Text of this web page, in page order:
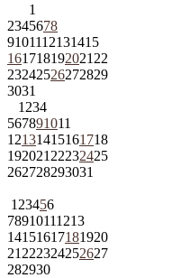
1
2345678
9101112131415
161718192021 22
23242526272829
3031
1 234
567891011
12131415161718
192021 22232425
262728293031
1 23456
78910111213
14151617181920
21 222324252627
282930